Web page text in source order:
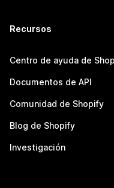
Recursos
Centro de ayuda de
Documentos de API
Comunidad de Shopify
Blog de Shopify
Investigación